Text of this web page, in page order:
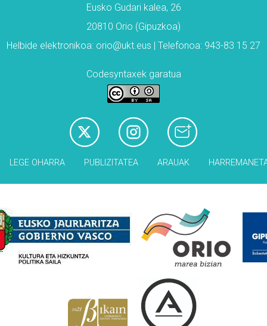
Eusko Gudari kalea, 26
20810 Orio (Gipuzkoa)
Helbide elektronikoa: orio@ukt.eus | Telefonoa: 943-83 15 27
Codesyntaxek garatua
LEGE OHARRA PUBLIZITATEA ARAUAK